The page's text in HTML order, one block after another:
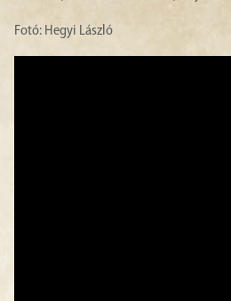
Fotó: Hegyi László